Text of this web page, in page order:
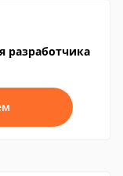
разработчика